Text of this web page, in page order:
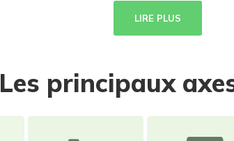
LIRE PLUS
Les principaux